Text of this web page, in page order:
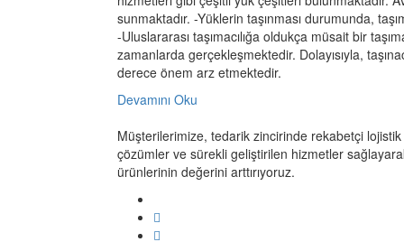
sunmaktadır. -Yüklerin taşınması durumunda,
-Uluslararası taşımacılığa oldukça müsait bir
zamanlarda gerçekleşmektedir. Dolayısıyla,
derece önem arz etmektedir.
Devamını Oku
Müşterilerimize, tedarik zincirinde rekabetçi lojistik
çözümler ve sürekli geliştirilen hizmetler
ürünlerinin değerini arttırıyoruz.